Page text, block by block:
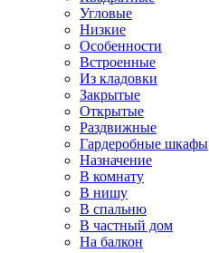
Угловые
Низкие
Особенности
Встроенные
Из кладовки
Закрытые
Открытые
Раздвижные
Гардеробные шкафы
Назначение
В комнату
В нишу
В спальню
В частный дом
На балкон